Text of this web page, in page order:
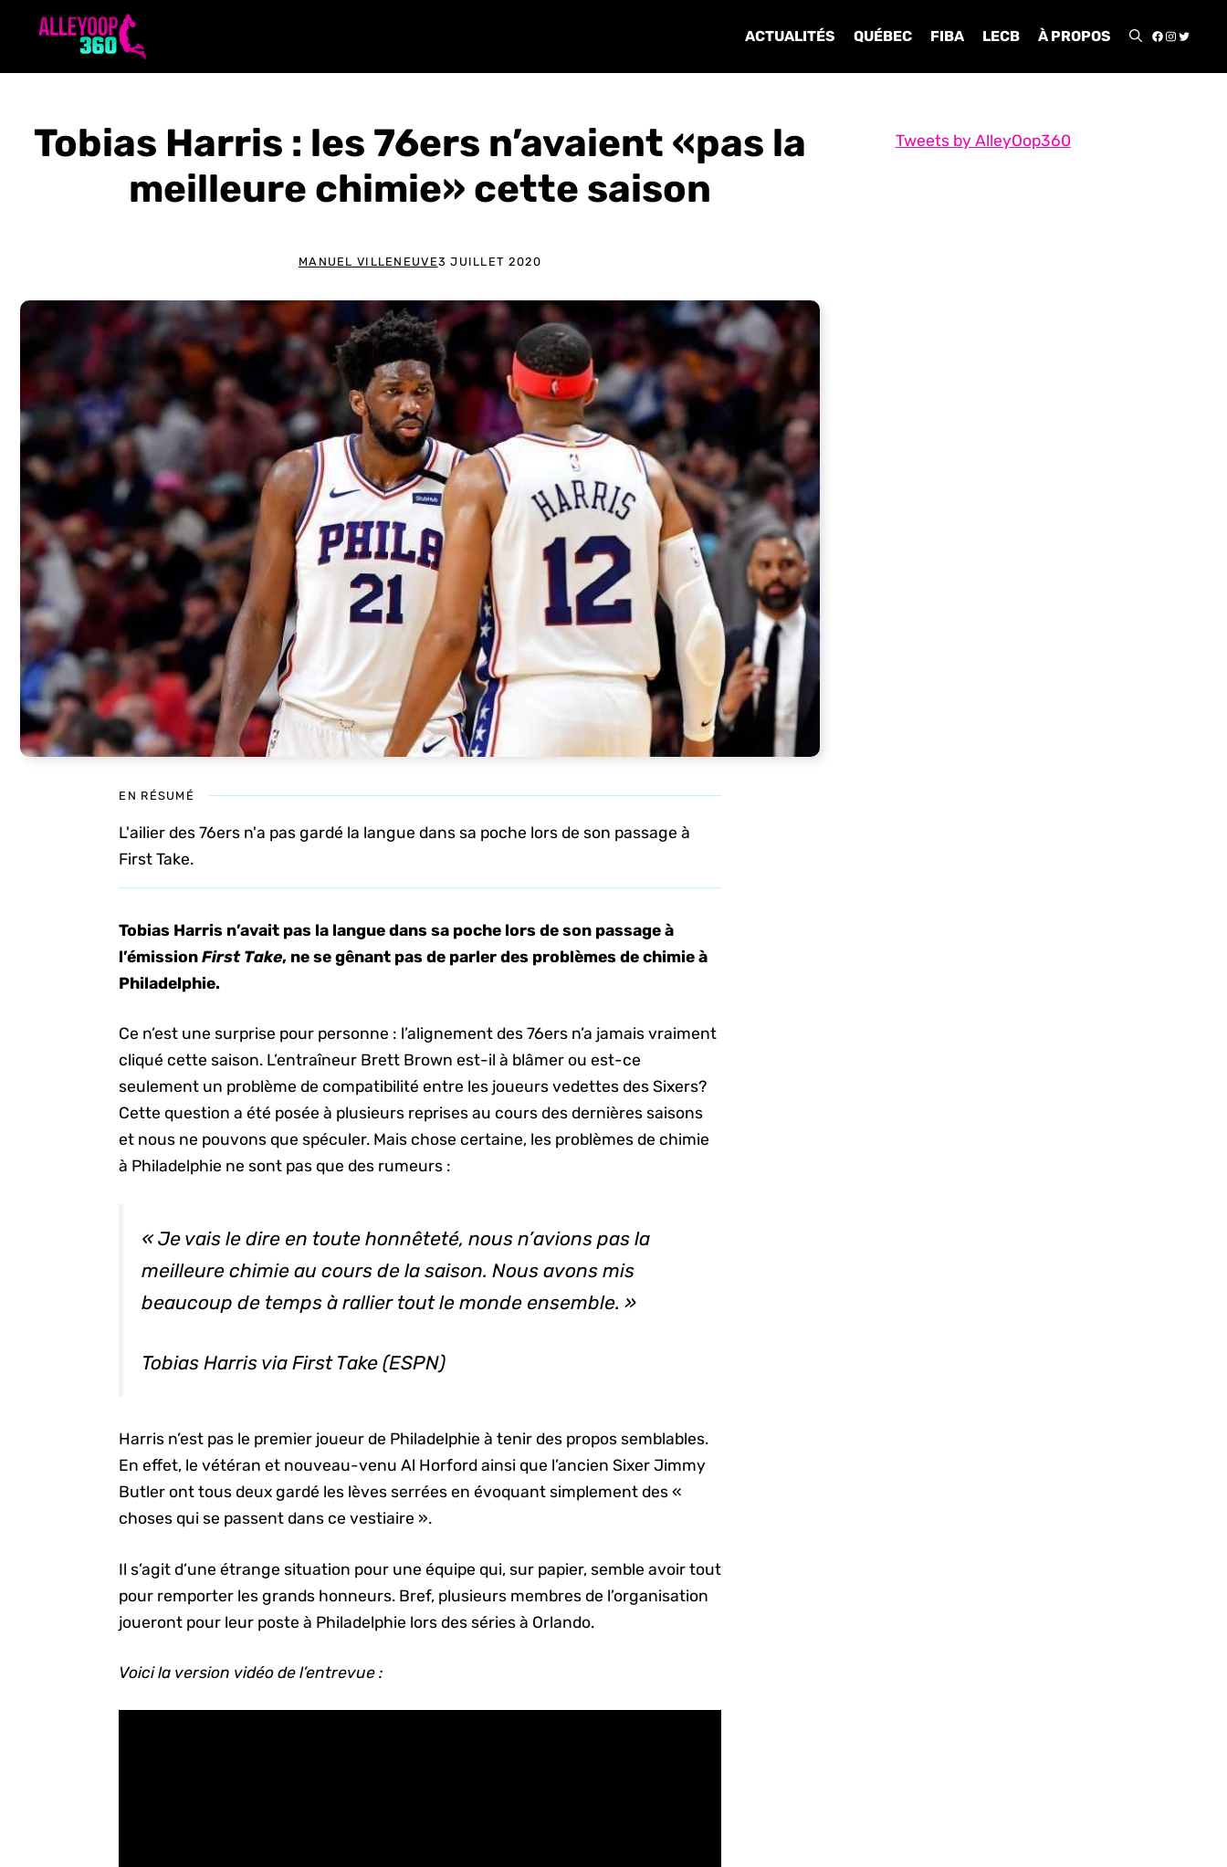
ACTUALITÉS QUÉBEC FIBA LECB À PROPOS
Tobias Harris : les 76ers n’avaient «pas la
meilleure chimie» cette saison
MANUEL VILLENEUVE3 JUILLET 2020
EN RÉSUMÉ
L'ailier des 76ers n'a pas gardé la langue dans sa poche lors de son passage à
First Take.
Tobias Harris n’avait pas la langue dans sa poche lors de son passage à
l’émissionFirst Take, ne se gênant pas de parler des problèmes de chimie à
Philadelphie.
Ce n’est une surprise pour personne : l’alignement des 76ers n’a jamais vraiment
cliqué cette saison. L’entraîneur Brett Brown est-il à blâmer ou est-ce
seulement un problème de compatibilité entre les joueurs vedettes des Sixers?
Cette question a été posée à plusieurs reprises au cours des dernières saisons
et nous ne pouvons que spéculer. Mais chose certaine, les problèmes de chimie
à Philadelphie ne sont pas que des rumeurs :
« Je vais le dire en toute honnêteté, nous n’avions pas la
meilleure chimie au cours de la saison. Nous avons mis
beaucoup de temps à rallier tout le monde ensemble. »
Tobias Harris via First Take (ESPN)
Harris n’est pas le premier joueur de Philadelphie à tenir des propos semblables.
En effet, le vétéran et nouveau-venu Al Horford ainsi que l’ancien Sixer Jimmy
Butler ont tous deux gardé les lèves serrées en évoquant simplement des «
choses qui se passent dans ce vestiaire ».
Il s’agit d’une étrange situation pour une équipe qui, sur papier, semble avoir tout
pour remporter les grands honneurs. Bref, plusieurs membres de l’organisation
joueront pour leur poste à Philadelphie lors des séries à Orlando.
Voici la version vidéo de l’entrevue :
Tweets by AlleyOop360